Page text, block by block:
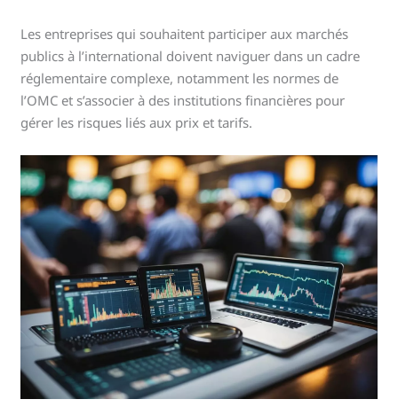
Les entreprises qui souhaitent participer aux marchés
publics à l’international doivent naviguer dans un cadre
réglementaire complexe, notamment les normes de
l’OMC et s’associer à des institutions financières pour
gérer les risques liés aux prix et tarifs.